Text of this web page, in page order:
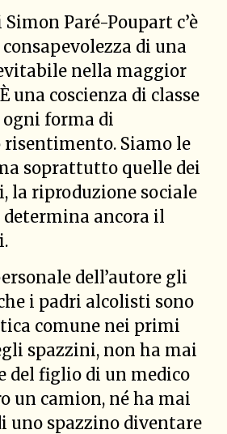
Paré-Poupart c’è
di una
nella maggior
una coscienza di classe
ogni forma di
risentimento. Siamo le
soprattutto quelle dei
la riproduzione sociale
ancora il
dell’autore gli
i padri alcolisti sono
comune nei primi
spazzini, non ha mai
del figlio di un medico
un camion, né ha mai
uno spazzino diventare